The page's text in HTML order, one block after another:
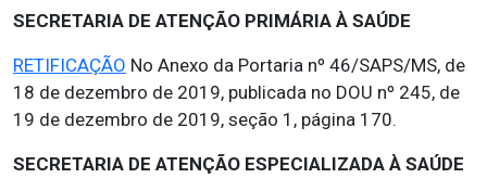
SECRETARIA DE ATENÇÃO PRIMÁRIA À SAÚDE
RETIFICAÇÃO No Anexo da Portaria nº 46/SAPS/MS, de
18 de dezembro de 2019, publicada no DOU nº 245, de
19 de dezembro de 2019, seção 1, página 170.
SECRETARIA DE ATENÇÃO ESPECIALIZADA À SAÚDE